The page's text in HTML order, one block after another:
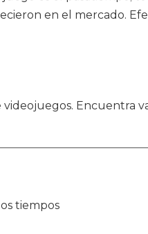
en el mercado.
Encuentra
tiempos